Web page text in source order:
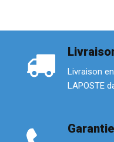
Livraison
LAPOSTE